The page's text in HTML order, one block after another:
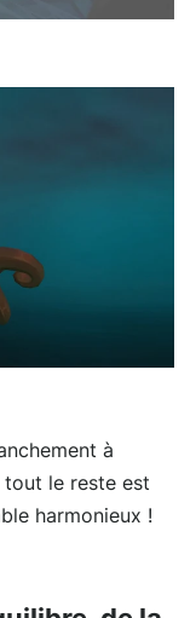
à
le reste est
harmonieux !